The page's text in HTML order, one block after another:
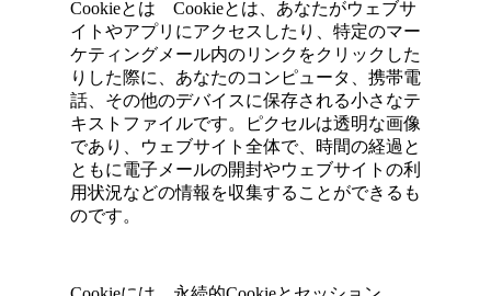
Cookieとは Cookieとは、あなたがウェブサ
イトやアプリにアクセスしたり、特定のマー
ケティングメール内のリンクをクリックした
りした際に、あなたのコンピュータ、携帯電
話、その他のデバイスに保存される小さなテ
キストファイルです。ピクセルは透明な画像
であり、ウェブサイト全体で、時間の経過と
ともに電子メールの開封やウェブサイトの利
用状況などの情報を収集することができるも
のです。